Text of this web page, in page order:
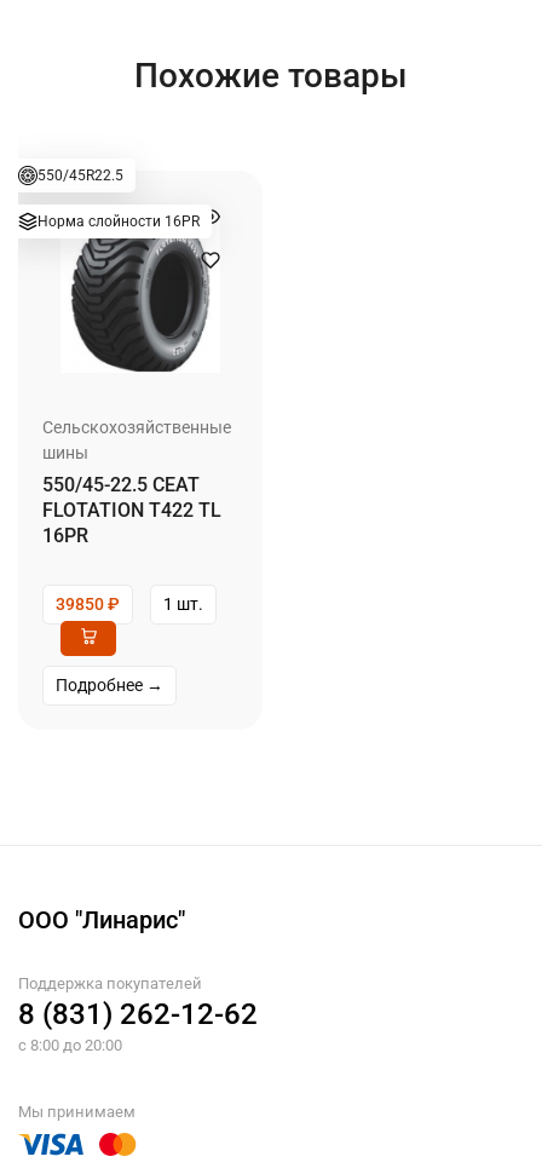
Похожие товары
550/45R22.5
Норма слойности 16PR
Сельскохозяйственные
шины
550/45-22.5 CEAT
FLOTATION T422 TL
16PR
39850₽ 1 шт.
Подробнее →
ООО "Линарис"
Поддержка покупателей
8 (831) 262-12-62
с 8:00 до 20:00
Мы принимаем